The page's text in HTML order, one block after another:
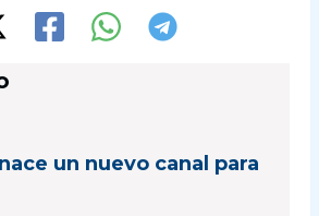
un nuevo canal para